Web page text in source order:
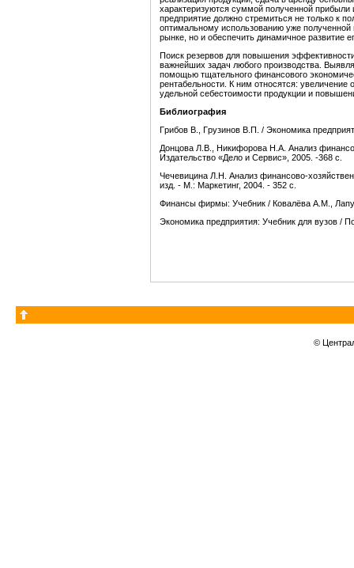
характеризуются суммой полученной
предприятие должно стремиться не только к
оптимальному использованию уже полученной
рынке, но и обеспечить динамичное развитие
Поиск резервов для повышения
важнейших задач любого производства.
помощью тщательного финансового
рентабельности. К ним относятся:
удельной себестоимости продукции и
Библиография
Гpибoв B., Гpyзинoв B.П. / Экономика
Донцова Л.В., Никифорова Н.А. Анализ
Издательство «Дело и Сервис», 2005. -368 с.
Чечевицина Л.Н. Анализ финансово-
изд. - М.: Маркетинг, 2004. - 352 с.
Финансы фирмы: Учебник / Ковалёва А.М.,
Экономика предприятия: Учебник для вузов
©